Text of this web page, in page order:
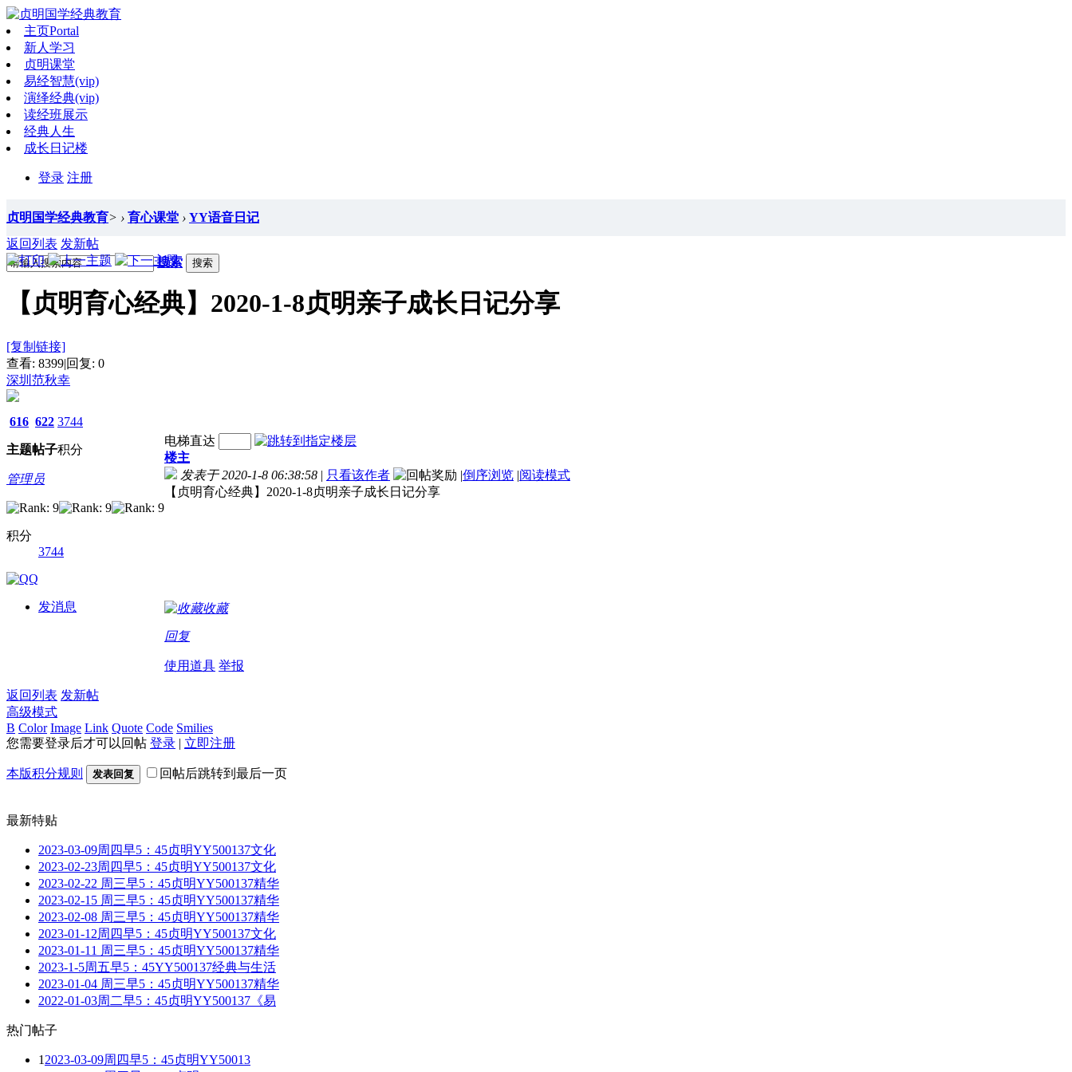
主页Portal
新人学习
贞明课堂
易经智慧(vip)
演绎经典(vip)
读经班展示
经典人生
成长日记楼
登录 注册
贞明国学经典教育> › 育心课堂 › YY语音日记
搜索 搜索
返回列表 发新帖
【贞明育心经典】2020-1-8贞明亲子成长日记分享
[复制链接]
查看: 8399|回复: 0
深圳范秋幸
616
主题
622
帖子
3744
积分
管理员
积分
3744
发消息
电梯直达
楼主
发表于 2020-1-8 06:38:58 | 只看该作者 |倒序浏览 |阅读模式
【贞明育心经典】2020-1-8贞明亲子成长日记分享
收藏
回复
使用道具 举报
返回列表 发新帖
高级模式
B Color Image Link Quote Code Smilies
您需要登录后才可以回帖 登录 | 立即注册
本版积分规则 发表回复 回帖后跳转到最后一页
最新特贴
2023-03-09周四早5：45贞明YY500137文化
2023-02-23周四早5：45贞明YY500137文化
2023-02-22 周三早5：45贞明YY500137精华
2023-02-15 周三早5：45贞明YY500137精华
2023-02-08 周三早5：45贞明YY500137精华
2023-01-12周四早5：45贞明YY500137文化
2023-01-11 周三早5：45贞明YY500137精华
2023-1-5周五早5：45YY500137经典与生活
2023-01-04 周三早5：45贞明YY500137精华
2022-01-03周二早5：45贞明YY500137《易
热门帖子
1 2023-03-09周四早5：45贞明YY50013